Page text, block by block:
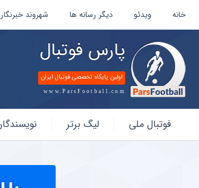
خانه ویدئو دیگر رسانه ها شهروند خبرنگار
پارس فوتبال
اولین پایگاه تخصصی فوتبال ایران
www.ParsFootball.com
فوتبال
فوتبال ملی لیگ برتر